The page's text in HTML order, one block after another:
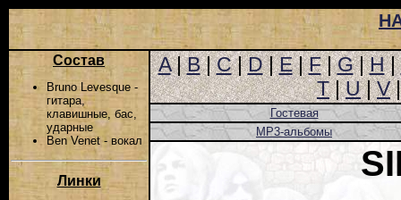
Состав
Bruno Levesque -
гитара,
клавишные, бас,
ударные
Ben Venet - вокал
Линки
A|B|C|D|E|F|G|H|
T|U|V
Гостевая
MP3-альбомы